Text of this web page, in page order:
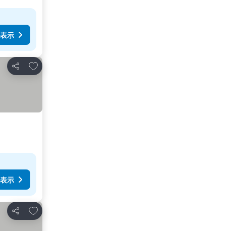
示
シェア
お気に入りに追加
示
シェア
お気に入りに追加